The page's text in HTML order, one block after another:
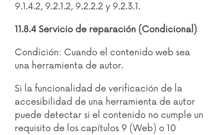
9.1.4.2, 9.2.1.2, 9.2.2.2 y 9.2.3.1.
11.8.4 Servicio de reparación (Condicional)
Condición: Cuando el contenido web sea
una herramienta de autor.
Si la funcionalidad de verificación de la
accesibilidad de una herramienta de autor
puede detectar si el contenido no cumple un
requisito de los capítulos 9 (Web) o 10